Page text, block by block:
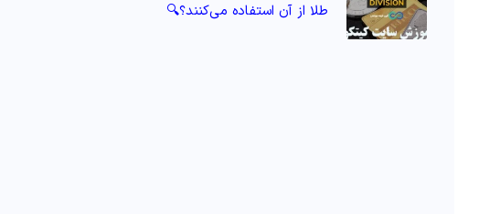
طلا از آن استفاده می‌کنند؟🔍